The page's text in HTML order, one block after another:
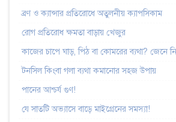
ব্রণ ও ক্যান্সার প্রতিরোধে অতুলনীয় ক্যাপসিকাম
রোগ প্রতিরোধ ক্ষমতা বাড়ায় খেজুর
কাজের চাপে ঘাড়, পিঠ বা কোমরের ব্যথা? জেনে
টনসিল কিংবা গলা ব্যথা কমানোর সহজ উপায়
পানের আশ্চর্য গুণ!
যে সাতটি অভ্যাসে বাড়ে মাইগ্রেনের সমস্যা!